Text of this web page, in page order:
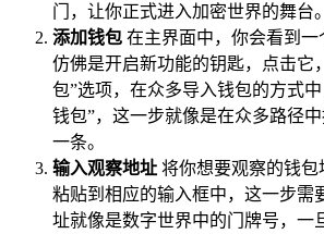
门，让你正式进入加密世界的舞台。
添加钱包 在主界面中，你会看到一
仿佛是开启新功能的钥匙，点击它
包”选项，在众多导入钱包的方式
钱包”，这一步就像是在众多路径
一条。
输入观察地址 将你想要观察的钱包
粘贴到相应的输入框中，这一步需
址就像是数字世界中的门牌号，一